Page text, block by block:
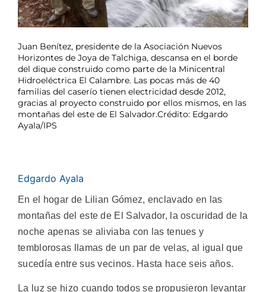
Juan Benítez, presidente de la Asociación Nuevos
Horizontes de Joya de Talchiga, descansa en el borde
del dique construido como parte de la Minicentral
Hidroeléctrica El Calambre. Las pocas más de 40
familias del caserío tienen electricidad desde 2012,
gracias al proyecto construido por ellos mismos, en las
montañas del este de El Salvador.Crédito: Edgardo
Ayala/IPS
Edgardo Ayala
En el hogar de Lilian Gómez, enclavado en las
montañas del este de El Salvador, la oscuridad de la
noche apenas se aliviaba con las tenues y
temblorosas llamas de un par de velas, al igual que
sucedía entre sus vecinos. Hasta hace seis años.
La luz se hizo cuando todos se propusieron levantar